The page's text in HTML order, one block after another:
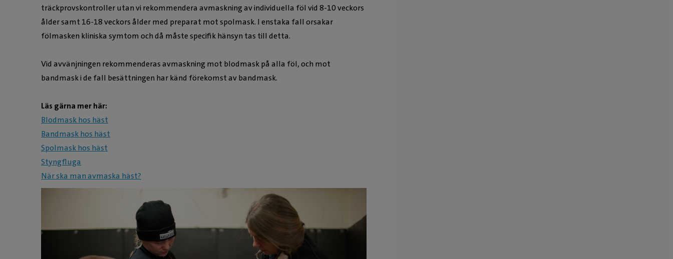
träckprovskontroller utan vi rekommendera avmaskning av individuella föl vid 8-10 veckors
ålder samt 16-18 veckors ålder med preparat mot spolmask. I enstaka fall orsakar
fölmasken kliniska symtom och då måste specifik hänsyn tas till detta.
Vid avvänjningen rekommenderas avmaskning mot blodmask på alla föl, och mot
bandmask i de fall besättningen har känd förekomst av bandmask.
Läs gärna mer här:
Blodmask hos häst
Bandmask hos häst
Spolmask hos häst
Styngfluga
När ska man avmaska häst?